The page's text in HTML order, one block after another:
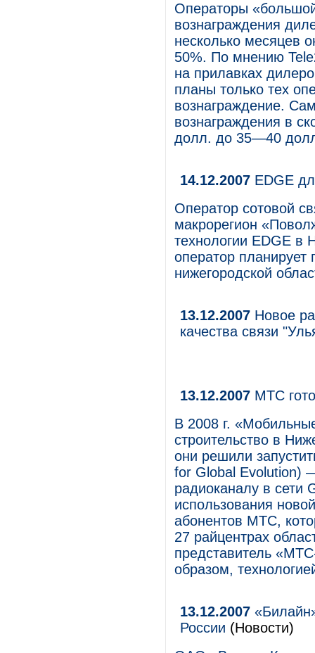
Операторы
вознаграждения
несколько месяцев
50%. По мнению
на прилавках
планы только тех
вознаграждение.
вознаграждения в
долл. до 35—40
14.12.2007 EDGE
Оператор сотовой
макрорегион
технологии EDGE
оператор планирует
нижегородской
13.12.2007 Новое
качества связи
13.12.2007 МТС
В 2008 г.
строительство в
они решили
for Global Evolution)
радиоканалу в сети
использования
абонентов МТС,
27 райцентрах
представитель
образом,
13.12.2007
России (Новости)